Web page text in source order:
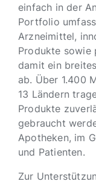
einfach in der
Portfolio
Arzneimittel,
Produkte sowie
damit ein
ab. Über 1.400
13 Ländern
Produkte
gebraucht
Apotheken, im
und Patienten.
Zur